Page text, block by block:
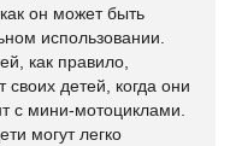
он может быть
использовании.
как правило,
детей, когда они
с мини-мотоциклами.
могут легко